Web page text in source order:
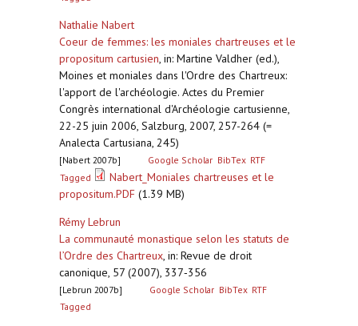
Nathalie Nabert
Coeur de femmes: les moniales chartreuses et le
propositum cartusien, in: Martine Valdher (ed.),
Moines et moniales dans l'Ordre des Chartreux:
l'apport de l'archéologie. Actes du Premier
Congrès international d'Archéologie cartusienne,
22-25 juin 2006, Salzburg, 2007, 257-264 (=
Analecta Cartusiana, 245)
[Nabert 2007b] Google Scholar BibTex RTF
Tagged
Nabert_Moniales chartreuses et le
propositum.PDF (1.39 MB)
Rémy Lebrun
La communauté monastique selon les statuts de
l’Ordre des Chartreux, in: Revue de droit
canonique, 57 (2007), 337‐356
[Lebrun 2007b] Google Scholar BibTex RTF
Tagged